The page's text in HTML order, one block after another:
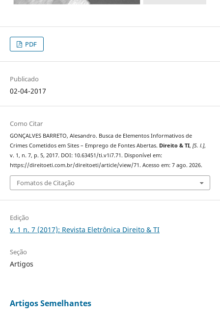
PDF
Publicado
02-04-2017
Como Citar
GONÇALVES BARRETO, Alesandro. Busca de Elementos Informativos de
Crimes Cometidos em Sites – Emprego de Fontes Abertas. Direito & TI, [S. l.],
v. 1, n. 7, p. 5, 2017. DOI: 10.63451/ti.v1i7.71. Disponível em:
https://direitoeti.com.br/direitoeti/article/view/71. Acesso em: 7 ago. 2026.
Fomatos de Citação
Edição
v. 1 n. 7 (2017): Revista Eletrônica Direito & TI
Seção
Artigos
Artigos Semelhantes